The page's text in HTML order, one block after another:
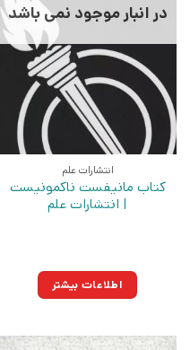
در انبار موجود نمی باشد
انتشارات علم
کتاب مانیفست ناکمونیست
| انتشارات علم
اطلاعات بیشتر